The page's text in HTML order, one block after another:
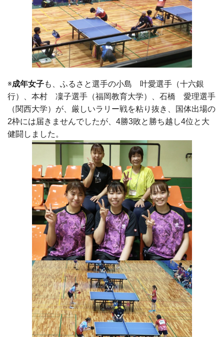
※成年女子も、ふるさと選手の小島 叶愛選手（十六銀
行）、本村 凜子選手（福岡教育大学）、石橋 愛理選手
（関西大学）が、厳しいラリー戦を粘り抜き、国体出場の
2枠には届きませんでしたが、4勝3敗と勝ち越し4位と大
健闘しました。